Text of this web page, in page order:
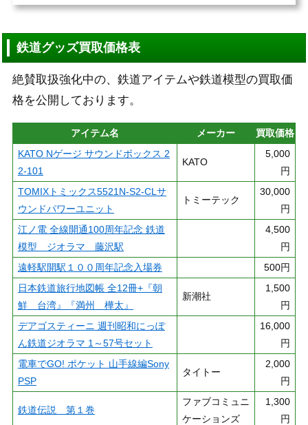
鉄道グッズ買取価格表
絶賛取扱強化中の、鉄道アイテムや鉄道模型の買取価
格を公開しております。
アイテム名 メーカー
買取価格
KATO Nゲージ サウンドボックス 2
2-101
KATO
5,000
円
TOMIXトミックス5521N-S2-CLサ
ウンドパワーユニット
トミーテック
30,000
円
江ノ電 全線開通100周年記念 鉄道
模型 ジオラマ 藤沢駅
4,500
円
遠軽駅開駅１００周年記念入場券
500円
日本鉄道旅行地図帳 全12冊+『朝
鮮 台湾』『満州 樺太』
新潮社
1,500
円
デアゴスティーニ 週刊昭和にっぽ
ん鉄道ジオラマ 1～57号セット
16,000
円
電車でGO! ポケット 山手線編Sony
PSP
タイトー
2,000
円
鉄道伝説 第１巻
ファブコミュニ
ケーションズ
1,300
円